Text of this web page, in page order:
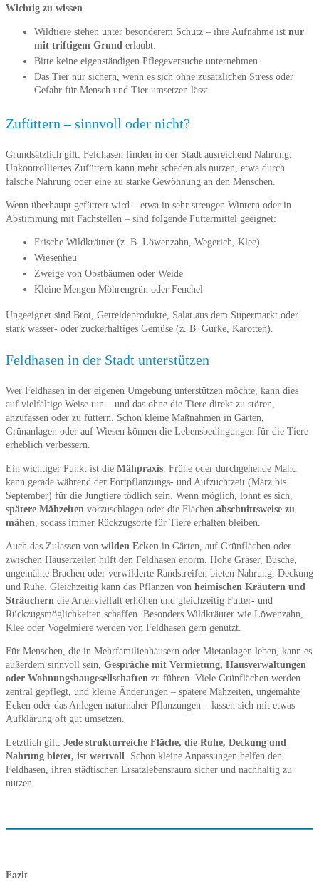
Wichtig zu wissen
Wildtiere stehen unter besonderem Schutz – ihre Aufnahme ist nur
mit triftigem Grund erlaubt.
Bitte keine eigenständigen Pflegeversuche unternehmen.
Das Tier nur sichern, wenn es sich ohne zusätzlichen Stress oder
Gefahr für Mensch und Tier umsetzen lässt.
Zufüttern – sinnvoll oder nicht?
Grundsätzlich gilt: Feldhasen finden in der Stadt ausreichend Nahrung.
Unkontrolliertes Zufüttern kann mehr schaden als nutzen, etwa durch
falsche Nahrung oder eine zu starke Gewöhnung an den Menschen.
Wenn überhaupt gefüttert wird – etwa in sehr strengen Wintern oder in
Abstimmung mit Fachstellen – sind folgende Futtermittel geeignet:
Frische Wildkräuter (z. B. Löwenzahn, Wegerich, Klee)
Wiesenheu
Zweige von Obstbäumen oder Weide
Kleine Mengen Möhrengrün oder Fenchel
Ungeeignet sind Brot, Getreideprodukte, Salat aus dem Supermarkt oder
stark wasser- oder zuckerhaltiges Gemüse (z. B. Gurke, Karotten).
Feldhasen in der Stadt unterstützen
Wer Feldhasen in der eigenen Umgebung unterstützen möchte, kann dies
auf vielfältige Weise tun – und das ohne die Tiere direkt zu stören,
anzufassen oder zu füttern. Schon kleine Maßnahmen in Gärten,
Grünanlagen oder auf Wiesen können die Lebensbedingungen für die Tiere
erheblich verbessern.
Ein wichtiger Punkt ist die Mähpraxis: Frühe oder durchgehende Mahd
kann gerade während der Fortpflanzungs- und Aufzuchtzeit (März bis
September) für die Jungtiere tödlich sein. Wenn möglich, lohnt es sich,
spätere Mähzeiten vorzuschlagen oder die Flächen abschnittsweise zu
mähen, sodass immer Rückzugsorte für Tiere erhalten bleiben.
Auch das Zulassen von wilden Ecken in Gärten, auf Grünflächen oder
zwischen Häuserzeilen hilft den Feldhasen enorm. Hohe Gräser, Büsche,
ungemähte Brachen oder verwilderte Randstreifen bieten Nahrung, Deckung
und Ruhe. Gleichzeitig kann das Pflanzen von heimischen Kräutern und
Sträuchern die Artenvielfalt erhöhen und gleichzeitig Futter- und
Rückzugsmöglichkeiten schaffen. Besonders Wildkräuter wie Löwenzahn,
Klee oder Vogelmiere werden von Feldhasen gern genutzt.
Für Menschen, die in Mehrfamilienhäusern oder Mietanlagen leben, kann es
außerdem sinnvoll sein, Gespräche mit Vermietung, Hausverwaltungen
oder Wohnungsbaugesellschaften zu führen. Viele Grünflächen werden
zentral gepflegt, und kleine Änderungen – spätere Mähzeiten, ungemähte
Ecken oder das Anlegen naturnaher Pflanzungen – lassen sich mit etwas
Aufklärung oft gut umsetzen.
Letztlich gilt: Jede strukturreiche Fläche, die Ruhe, Deckung und
Nahrung bietet, ist wertvoll. Schon kleine Anpassungen helfen den
Feldhasen, ihren städtischen Ersatzlebensraum sicher und nachhaltig zu
nutzen.
Fazit